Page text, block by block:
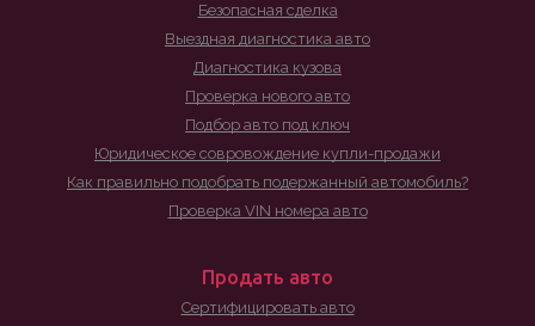
Безопасная сделка
Выездная диагностика авто
Диагностика кузова
Проверка нового авто
Подбор авто под ключ
Юридическое совровождение купли-продажи
Как правильно подобрать подержанный автомобиль?
Проверка VIN номера авто
Продать авто
Сертифицировать авто